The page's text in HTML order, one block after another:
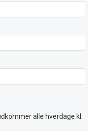
alle hverdage kl.